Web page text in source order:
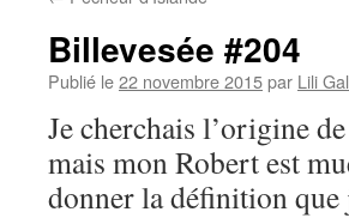
Billevesée #204
Publié le22 novembre 2015par Lili
Je cherchais l’origine
mais mon Robert est
donner la définition que